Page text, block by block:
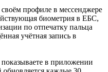
профиле в мессенджере
биометрия в ЕБС,
по отпечатку пальца
учётная запись в
в приложении